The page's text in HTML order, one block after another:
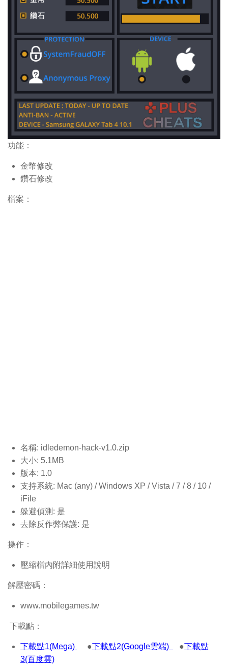
功能：
金幣修改
鑽石修改
檔案：
名稱: idledemon-hack-v1.0.zip
大小: 5.1MB
版本: 1.0
支持系統: Mac (any) / Windows XP / Vista / 7 / 8 / 10 /
iFile
躲避偵測: 是
去除反作弊保護: 是
操作：
壓縮檔內附詳細使用說明
解壓密碼：
www.mobilegames.tw
下載點：
下載點1(Mega) ●下載點2(Google雲端) ●下載點
3(百度雲)